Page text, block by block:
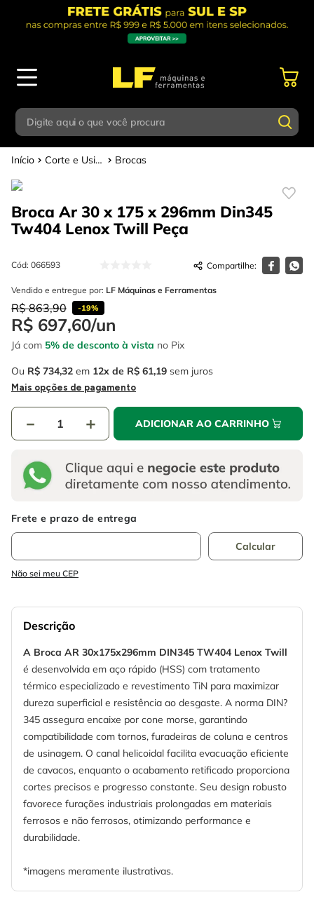
Digite aqui o que você procura
Digite aqui o que você procura
Corte e Usinagem Brocas
Broca Ar 30 x 175 x 296mm Din345
Tw404 Lenox Twill Peça
Cód: 066593
Vendido e entregue por: LF Máquinas e Ferramentas
R$ 863,90 -19%
R$ 697,60/un
Já com 5% de desconto à vista no Pix
Ou R$ 734,32 em 12 R$ 61,19 sem juros
Mais opções de pagamento
＋
－ ADICIONAR AO CARRINHO
Não sei meu CEP
Descrição
A Broca AR 30x175x296mm DIN345 TW404 Lenox Twill
é desenvolvida em aço rápido (HSS) com tratamento
térmico especializado e revestimento TiN para maximizar
dureza superficial e resistência ao desgaste. A norma DIN?
345 assegura encaixe por cone morse, garantindo
compatibilidade com tornos, furadeiras de coluna e centros
de usinagem. O canal helicoidal facilita evacuação eficiente
de cavacos, enquanto o acabamento retificado proporciona
cortes precisos e progresso constante. Seu design robusto
favorece furações industriais prolongadas em materiais
ferrosos e não ferrosos, otimizando performance e
durabilidade.
*imagens meramente ilustrativas.
Termos mais buscados
2º caixa ferramentas
4º escada
5º serra circular
6 º fio
7º serra copo
8º disco corte
luva
Termos mais buscados
parafusadeira
º caixa ferramentas
º esmerilhadeira
º escada
º serra circular
º fio
disco corte
luva